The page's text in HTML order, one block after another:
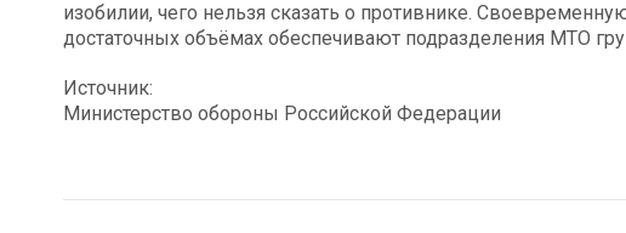
изобилии, чего нельзя сказать о противнике.
достаточных объёмах обеспечивают подразделения МТО
Источник:
Министерство обороны Российской Федерации